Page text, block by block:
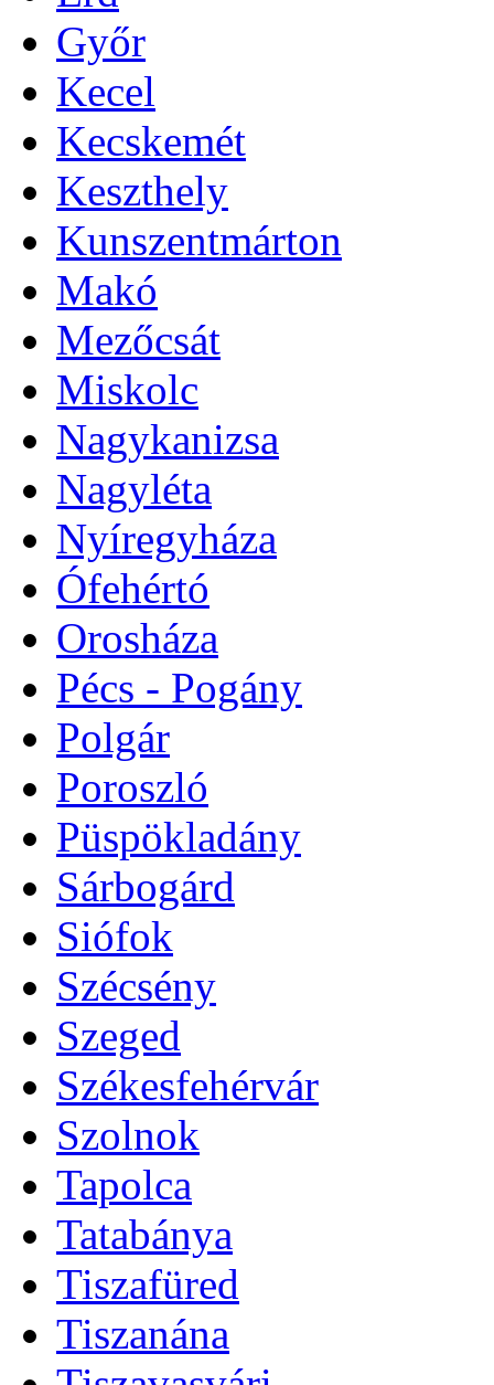
Győr
Kecel
Kecskemét
Keszthely
Kunszentmárton
Makó
Mezőcsát
Miskolc
Nagykanizsa
Nagyléta
Nyíregyháza
Ófehértó
Orosháza
Pécs - Pogány
Polgár
Poroszló
Püspökladány
Sárbogárd
Siófok
Szécsény
Szeged
Székesfehérvár
Szolnok
Tapolca
Tatabánya
Tiszafüred
Tiszanána